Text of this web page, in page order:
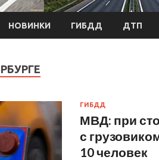
НОВИНКИ ГИБДД ДТП
ГИБДД
МВД: при
с
10 человек